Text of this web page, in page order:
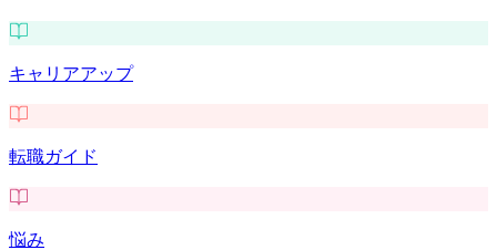
キャリアアップ
転職ガイド
悩み